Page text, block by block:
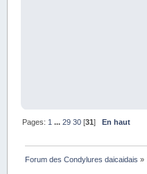
Pages: 1 ...29 30 [31]En haut
Forum des Condylures daicaidais »